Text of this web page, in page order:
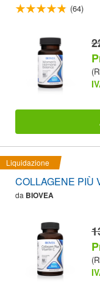
(64)
Liquidazione
COLLAGENE PIÙ
da BIOVEA